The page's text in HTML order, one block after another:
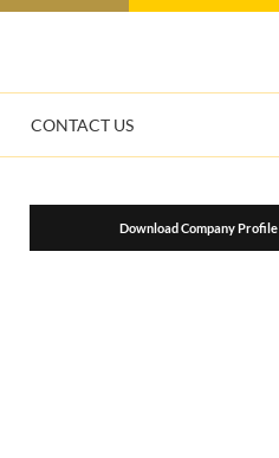
CONTACT US
Download Company Profile